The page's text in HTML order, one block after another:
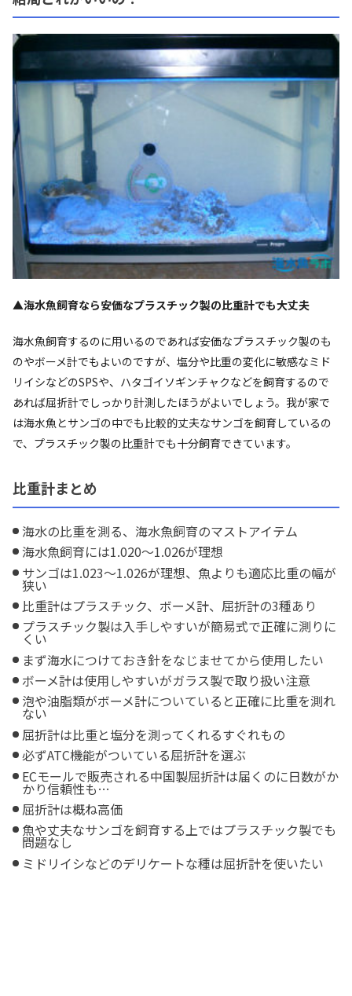
▲海水魚飼育なら安価なプラスチック製の比重計でも大丈夫
海水魚飼育するのに用いるのであれば安価なプラスチック製のも
のやボーメ計でもよいのですが、塩分や比重の変化に敏感なミド
リイシなどのSPSや、ハタゴイソギンチャクなどを飼育するので
あれば屈折計でしっかり計測したほうがよいでしょう。我が家で
は海水魚とサンゴの中でも比較的丈夫なサンゴを飼育しているの
で、プラスチック製の比重計でも十分飼育できています。
比重計まとめ
海水の比重を測る、海水魚飼育のマストアイテム
海水魚飼育には1.020～1.026が理想
サンゴは1.023～1.026が理想、魚よりも適応比重の幅が
狭い
比重計はプラスチック、ボーメ計、屈折計の3種あり
プラスチック製は入手しやすいが簡易式で正確に測りに
くい
まず海水につけておき針をなじませてから使用したい
ボーメ計は使用しやすいがガラス製で取り扱い注意
泡や油脂類がボーメ計についていると正確に比重を測れ
ない
屈折計は比重と塩分を測ってくれるすぐれもの
必ずATC機能がついている屈折計を選ぶ
ECモールで販売される中国製屈折計は届くのに日数がか
かり信頼性も…
屈折計は概ね高価
魚や丈夫なサンゴを飼育する上ではプラスチック製でも
問題なし
ミドリイシなどのデリケートな種は屈折計を使いたい